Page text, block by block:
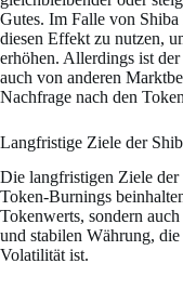
Gutes. Im Falle von
diesen Effekt zu nutzen,
erhöhen. Allerdings ist
auch von anderen
Nachfrage nach den
Langfristige Ziele der
Die langfristigen Ziele
Token-Burnings
Tokenwerts, sondern
und stabilen Währung,
Volatilität ist.